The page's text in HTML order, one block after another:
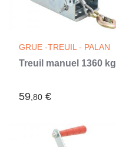
GRUE -TREUIL - PALAN
Treuil manuel 1360 kg
59,80 €